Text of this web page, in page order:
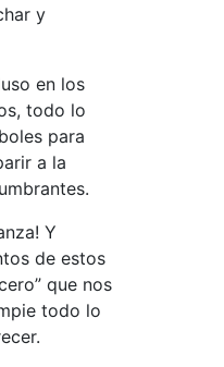
y
en los
todo lo
para
a la
Y
de estos
que nos
todo lo